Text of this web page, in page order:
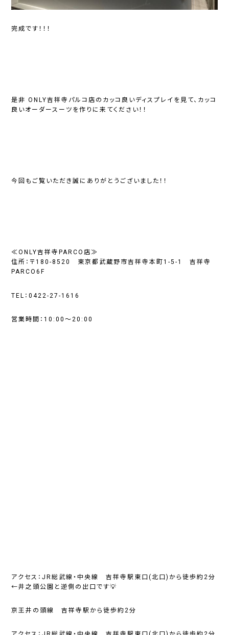
完成です！！！
是非 ONLY吉祥寺パルコ店のカッコ良いディスプレイを見て、カッコ
良いオーダースーツを作りに来てください！！
今回もご覧いただき誠にありがとうございました！！
≪ONLY吉祥寺PARCO店≫
住所：〒180-8520 東京都武蔵野市吉祥寺本町1-5-1 吉祥寺
PARCO6F
TEL：0422-27-1616
営業時間：10:00～20:00
アクセス：JR総武線・中央線 吉祥寺駅東口(北口)から徒歩約2分
←井之頭公園と逆側の出口です💡
京王井の頭線 吉祥寺駅から徒歩約2分